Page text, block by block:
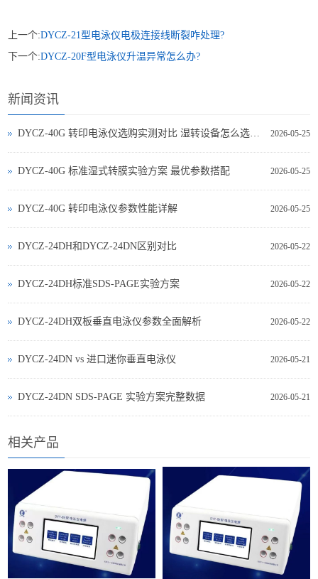
上一个:DYCZ-21型电泳仪电极连接线断裂咋处理?
下一个:DYCZ-20F型电泳仪升温异常怎么办?
新闻资讯
2026-05-25
DYCZ-40G 转印电泳仪选购实测对比 湿转设备怎么选不踩坑
2026-05-25
DYCZ-40G 标准湿式转膜实验方案 最优参数搭配
2026-05-25
DYCZ-40G 转印电泳仪参数性能详解
2026-05-22
DYCZ-24DH和DYCZ-24DN区别对比
2026-05-22
DYCZ-24DH标准SDS-PAGE实验方案
2026-05-22
DYCZ-24DH双板垂直电泳仪参数全面解析
2026-05-21
DYCZ‑24DN vs 进口迷你垂直电泳仪
2026-05-21
DYCZ‑24DN SDS‑PAGE 实验方案完整数据
相关产品